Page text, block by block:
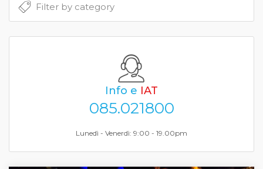
Info e IAT
085.021800
Lunedì - Venerdì: 9:00 - 19.00pm